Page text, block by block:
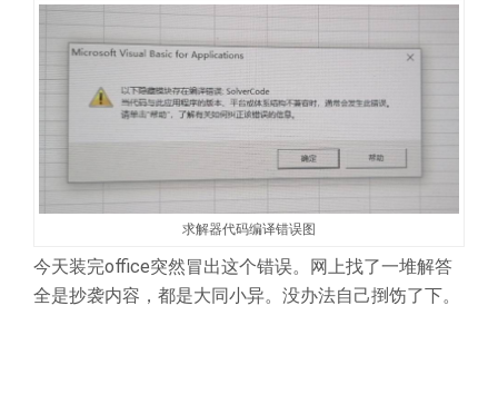
求解器代码编译错误图
今天装完office突然冒出这个错误。网上找了一堆解答
全是抄袭内容，都是大同小异。没办法自己捯饬了下。